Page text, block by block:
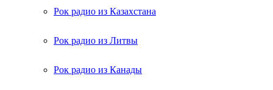
Рок радио из Казахстана
Рок радио из Литвы
Рок радио из Канады